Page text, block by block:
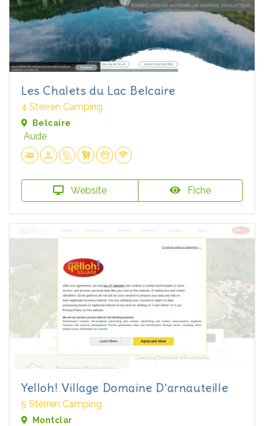
Les Chalets du Lac Belcaire
4 Sterren Camping
Belcaire
Aude
Website Fiche
Yelloh! Village Domaine D’arnauteille
5 Sterren Camping
Montclar